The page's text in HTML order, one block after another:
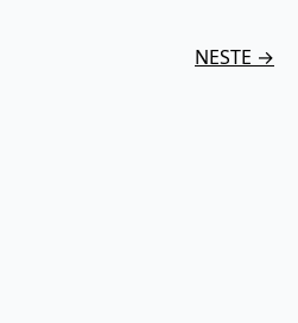
NESTE →